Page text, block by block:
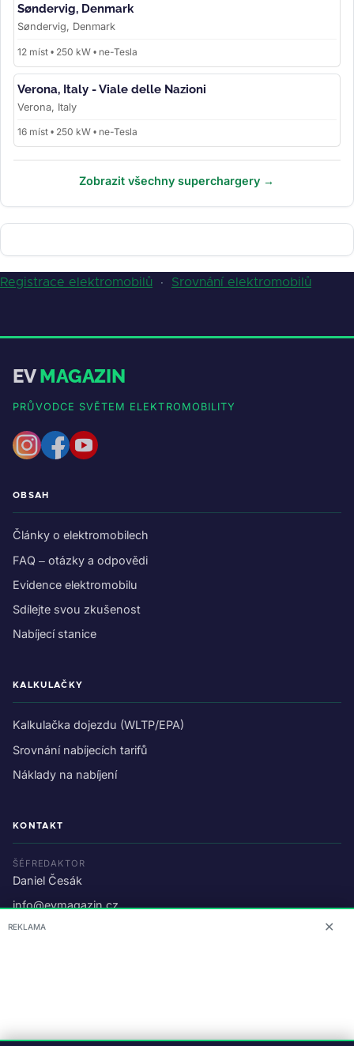
Søndervig, Denmark
Søndervig, Denmark
12 míst • 250 kW • ne-Tesla
Verona, Italy - Viale delle Nazioni
Verona, Italy
16 míst • 250 kW • ne-Tesla
Zobrazit všechny superchargery →
Registrace elektromobilů · Srovnání elektromobilů
EVMAGAZIN
PRŮVODCE SVĚTEM ELEKTROMOBILITY
OBSAH
Články o elektromobilech
FAQ – otázky a odpovědi
Evidence elektromobilu
Sdílejte svou zkušenost
Nabíjecí stanice
KALKULAČKY
Kalkulačka dojezdu (WLTP/EPA)
Srovnání nabíjecích tarifů
Náklady na nabíjení
KONTAKT
ŠÉFREDAKTOR
Daniel Česák
info@evmagazin.cz
O nás
REKLAMA ✕